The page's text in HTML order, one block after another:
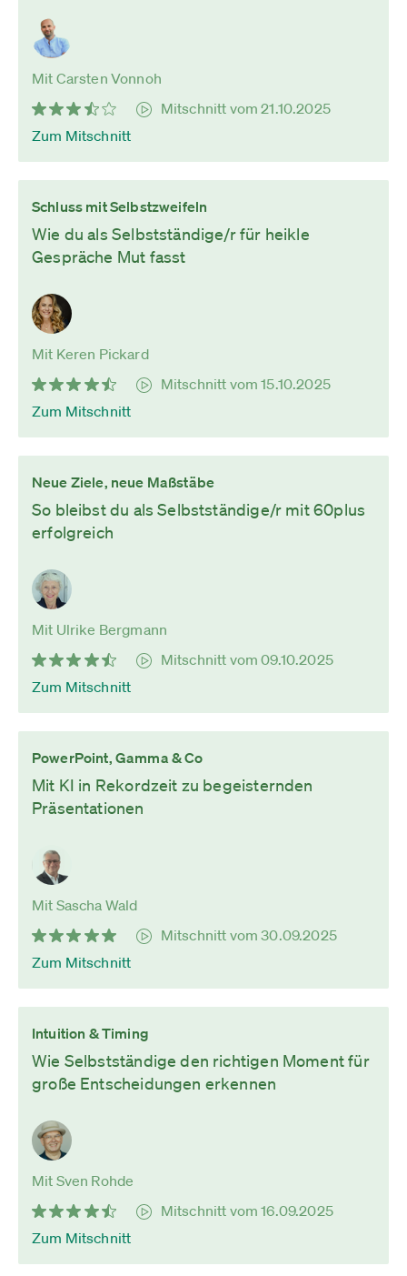
Mit Carsten Vonnoh
Mitschnitt vom 21.10.2025
Zum Mitschnitt
Schluss mit Selbstzweifeln
Wie du als Selbstständige/r für heikle
Gespräche Mut fasst
Mit Keren Pickard
Mitschnitt vom 15.10.2025
Zum Mitschnitt
Neue Ziele, neue Maßstäbe
So bleibst du als Selbstständige/r mit 60plus
erfolgreich
Mit Ulrike Bergmann
Mitschnitt vom 09.10.2025
Zum Mitschnitt
PowerPoint, Gamma & Co
Mit KI in Rekordzeit zu begeisternden
Präsentationen
Mit Sascha Wald
Mitschnitt vom 30.09.2025
Zum Mitschnitt
Intuition & Timing
Wie Selbstständige den richtigen Moment für
große Entscheidungen erkennen
Mit Sven Rohde
Mitschnitt vom 16.09.2025
Zum Mitschnitt